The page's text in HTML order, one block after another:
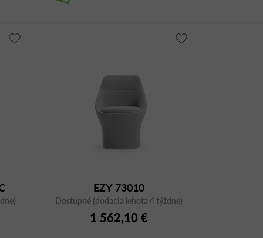
EZY 73010
Dostupné (dodacia lehota 4 týždne)
1 562,10 €